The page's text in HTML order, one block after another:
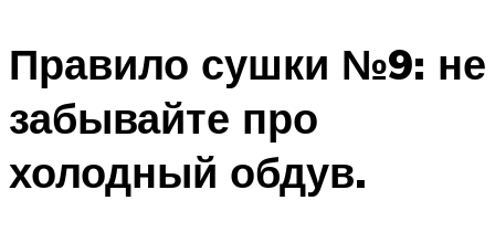
Правило сушки №9: не
забывайте про
холодный обдув.